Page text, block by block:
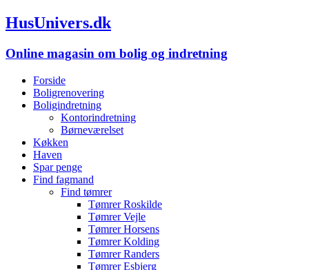
HusUnivers.dk
Online magasin om bolig og indretning
Forside
Boligrenovering
Boligindretning
Kontorindretning
Børneværelset
Køkken
Haven
Spar penge
Find fagmand
Find tømrer
Tømrer Roskilde
Tømrer Vejle
Tømrer Horsens
Tømrer Kolding
Tømrer Randers
Tømrer Esbjerg